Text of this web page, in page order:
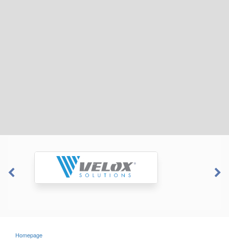
Homepage